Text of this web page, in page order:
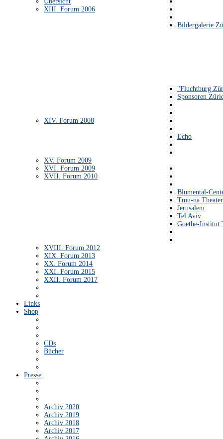
XIII. Forum 2006
Bildergalerie
"Fluchtburg
Sponsoren
XIV. Forum 2008
Echo
XV. Forum 2009
XVI. Forum 2009
XVII. Forum 2010
Blumental-
Tmu-na Theater
Jerusalem
Tel Aviv
Goethe-Institut
XVIII. Forum 2012
XIX. Forum 2013
XX. Forum 2014
XXI. Forum 2015
XXII. Forum 2017
Links
Shop
CDs
Bücher
Presse
Archiv 2020
Archiv 2019
Archiv 2018
Archiv 2017